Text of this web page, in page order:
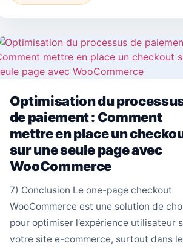
Optimisation du
de paiement : Comment
mettre en place un
sur une seule page avec
WooCommerce
7) Conclusion Le one-page checkout
WooCommerce est une solution de
pour optimiser l’expérience utilisateur
votre site e-commerce, surtout dans le